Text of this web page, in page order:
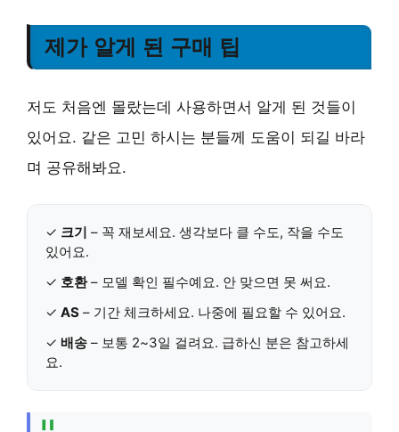
제가 알게 된 구매 팁
저도 처음엔 몰랐는데 사용하면서 알게 된 것들이
있어요. 같은 고민 하시는 분들께 도움이 되길 바라
며 공유해봐요.
✓ 크기 – 꼭 재보세요. 생각보다 클 수도, 작을 수도
있어요.
✓ 호환– 모델 확인 필수예요. 안 맞으면 못 써요.
✓ AS – 기간 체크하세요. 나중에 필요할 수 있어요.
✓ 배송 – 보통 2~3일 걸려요. 급하신 분은 참고하세
요.